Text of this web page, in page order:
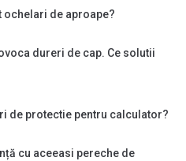
ochelari de aproape?
dureri de cap. Ce solutii
de protectie pentru calculator?
cu aceeasi pereche de